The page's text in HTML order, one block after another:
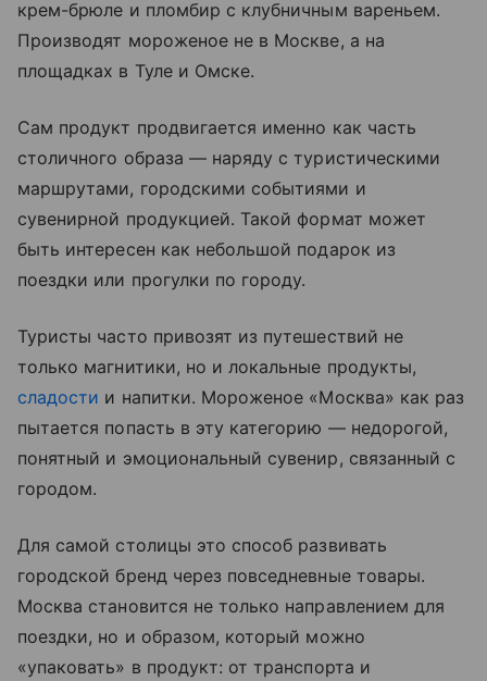
крем-брюле и пломбир с клубничным вареньем.
Производят мороженое не в Москве, а на
площадках в Туле и Омске.
Сам продукт продвигается именно как часть
столичного образа — наряду с туристическими
маршрутами, городскими событиями и
сувенирной продукцией. Такой формат может
быть интересен как небольшой подарок из
поездки или прогулки по городу.
Туристы часто привозят из путешествий не
только магнитики, но и локальные продукты,
сладости и напитки. Мороженое «Москва» как раз
пытается попасть в эту категорию — недорогой,
понятный и эмоциональный сувенир, связанный с
городом.
Для самой столицы это способ развивать
городской бренд через повседневные товары.
Москва становится не только направлением для
поездки, но и образом, который можно
«упаковать» в продукт: от транспорта и